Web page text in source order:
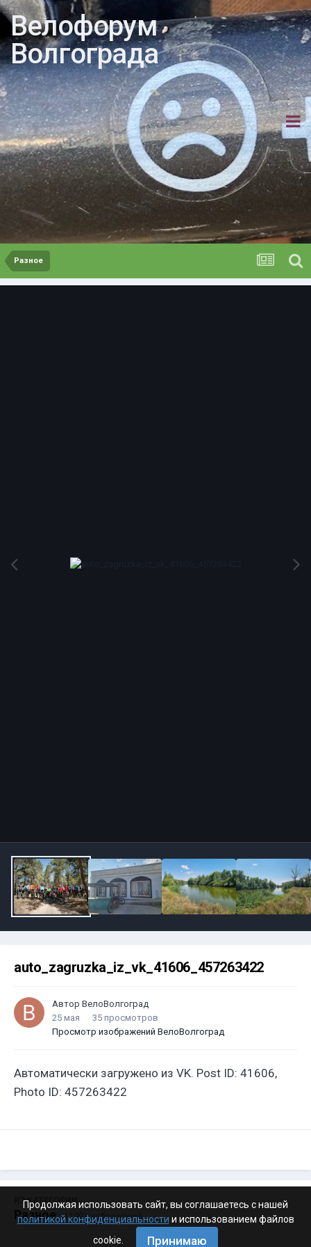
Велофорум
Волгограда
Разное
auto_zagruzka_iz_vk_41606_457263422
Автор ВелоВолгоград
25 мая
35 просмотров
Просмотр изображений ВелоВолгоград
Автоматически загружено из VK. Post ID: 41606,
Photo ID: 457263422
ИЗ КАТЕГОРИИ:
Разное · 4 199 изображений
Продолжая использовать сайт, вы соглашаетесь с нашей
политикой конфиденциальности и использованием файлов
cookie.
Принимаю